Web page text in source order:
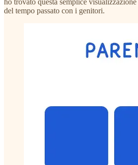
del tempo passato con i genitori.